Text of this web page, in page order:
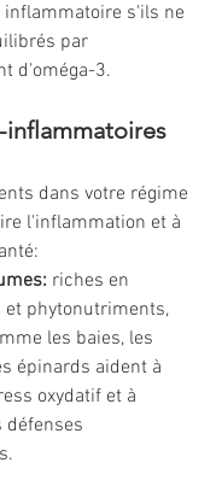
s'ils ne
par
d'oméga-3.
dans votre régime
l'inflammation et à
riches en
et phytonutriments,
les baies, les
épinards aident à
oxydatif et à
défenses